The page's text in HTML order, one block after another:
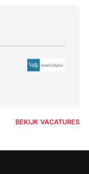
BEKIJK VACATURES